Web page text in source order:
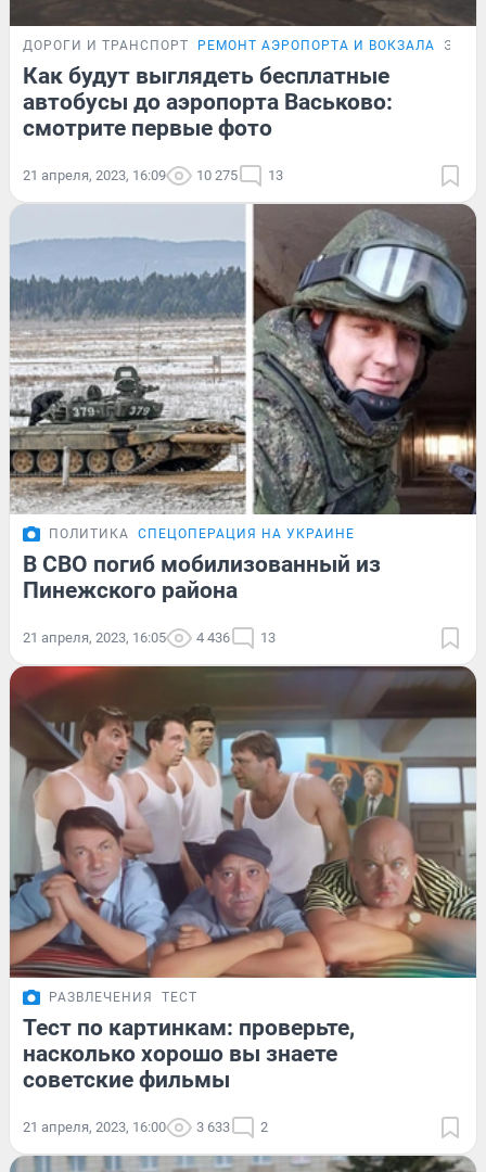
ДОРОГИ И ТРАНСПОРТ РЕМОНТ АЭРОПОРТА И ВОКЗАЛА
Как будут выглядеть бесплатные
автобусы до аэропорта Васьково:
смотрите первые фото
21 апреля, 2023, 16:09 10 275 13
ПОЛИТИКА СПЕЦОПЕРАЦИЯ НА УКРАИНЕ
В СВО погиб мобилизованный из
Пинежского района
21 апреля, 2023, 16:05 4 436 13
РАЗВЛЕЧЕНИЯ ТЕСТ
Тест по картинкам: проверьте,
насколько хорошо вы знаете
советские фильмы
21 апреля, 2023, 16:00 3 633 2